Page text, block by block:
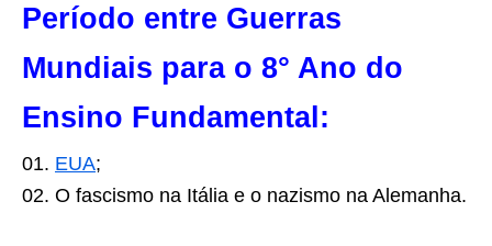
Período entre Guerras
Mundiais para o 8° Ano do
Ensino Fundamental:
01. EUA;
02. O fascismo na Itália e o nazismo na Alemanha.